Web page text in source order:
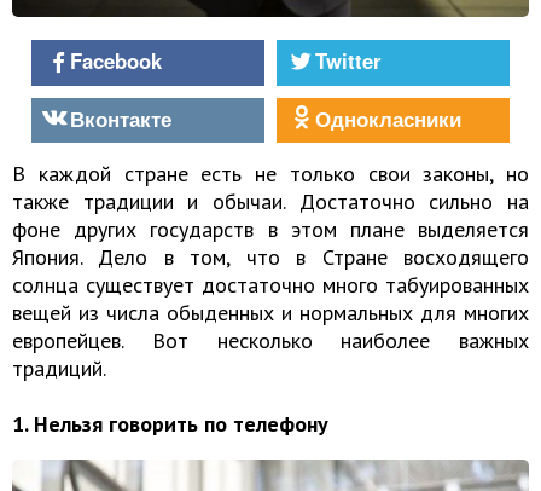
Facebook
Twitter
Вконтакте
Однокласники
В каждой стране есть не только свои законы, но
также традиции и обычаи. Достаточно сильно на
фоне других государств в этом плане выделяется
Япония. Дело в том, что в Стране восходящего
солнца существует достаточно много табуированных
вещей из числа обыденных и нормальных для многих
европейцев. Вот несколько наиболее важных
традиций.
1. Нельзя говорить по телефону